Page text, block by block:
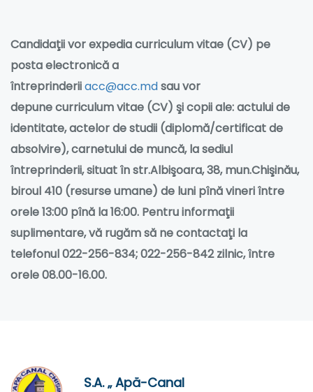
Candidaţii vorexpediacurriculum vitae (CV) pe
posta electronică a
întreprinderiiacc@acc.mdsauvor
depunecurriculum vitae (CV) şi copii ale: actului de
identitate, actelor de studii (diplomă/certificat de
absolvire), carnetului de muncă, lasediul
întreprinderii,situat înstr.Albişoara,38,mun.Chişinău,
biroul 410 (resurse umane) de luni pînă vineri între
orele 13:00 pînă la 16:00. Pentru informaţii
suplimentare, vă rugăm să ne contactaţi la
telefonul022-256-834; 022-256-842zilnic, între
orele 08.00-16.00.
S.A. „ Apă-Canal